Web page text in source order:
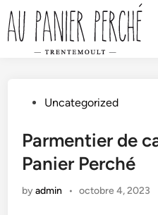
Skip
to
content
PostedUncategorized
Parmentier de
Panier Perché
byadmin • octobre 4, 2023